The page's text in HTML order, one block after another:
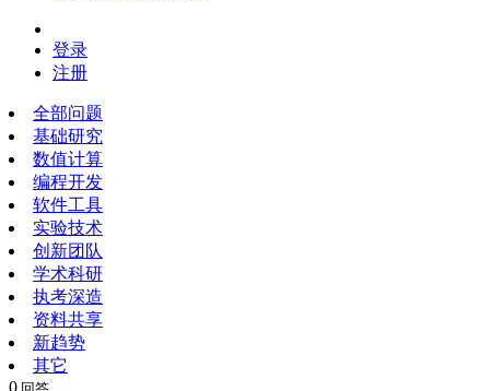
登录
注册
全部问题
基础研究
数值计算
编程开发
软件工具
实验技术
创新团队
学术科研
执考深造
资料共享
新趋势
其它
0